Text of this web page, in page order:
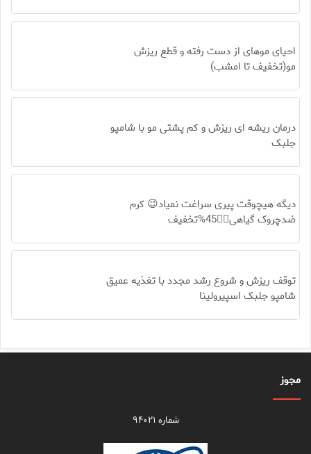
احیای موهای از دست رفته و قطع ریزش
مو(تخفیف تا امشب)
درمان ریشه ای ریزش و کم پشتی مو با شامپو
جلبک
دیگه هیچوقت پیری سراغت نمیاد😉 کرم
ضدچروک گیاهی👈🏻45%تخفیف
توقف ریزش و شروع رشد مجدد با تغذیه عمیق
شامپو جلبک اسپیرولینا
مجوز
شماره ۹۴۰۲۱